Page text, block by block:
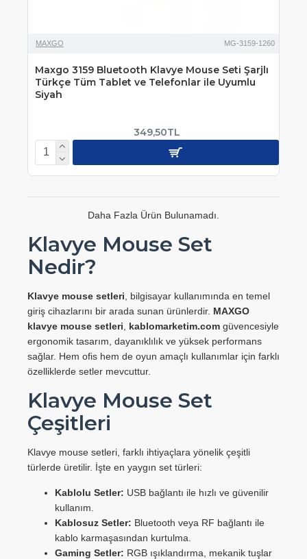
MAXGO MG-3159-1260
Maxgo 3159 Bluetooth Klavye Mouse Seti Şarjlı
Türkçe Tüm Tablet ve Telefonlar ile Uyumlu
Siyah
349,50TL
Daha Fazla Ürün Bulunamadı.
Klavye Mouse Set
Nedir?
Klavye mouse setleri , bilgisayar kullanımında en temel
giriş cihazlarını bir arada sunan ürünlerdir. MAXGO
klavye mouse setleri
kablomarketim.com güvencesiyle
ergonomik tasarım, dayanıklılık ve yüksek performans
sağlar. Hem ofis hem de oyun amaçlı kullanımlar için farklı
özelliklerde setler mevcuttur.
Klavye Mouse Set
Çeşitleri
Klavye mouse setleri, farklı ihtiyaçlara yönelik çeşitli
türlerde üretilir. İşte en yaygın set türleri:
Kablolu Setler: USB bağlantı ile hızlı ve güvenilir
kullanım.
Kablosuz Setler: Bluetooth veya RF bağlantı ile
kablo karmaşasından kurtulma.
Gaming Setler: RGB ışıklandırma, mekanik tuşlar